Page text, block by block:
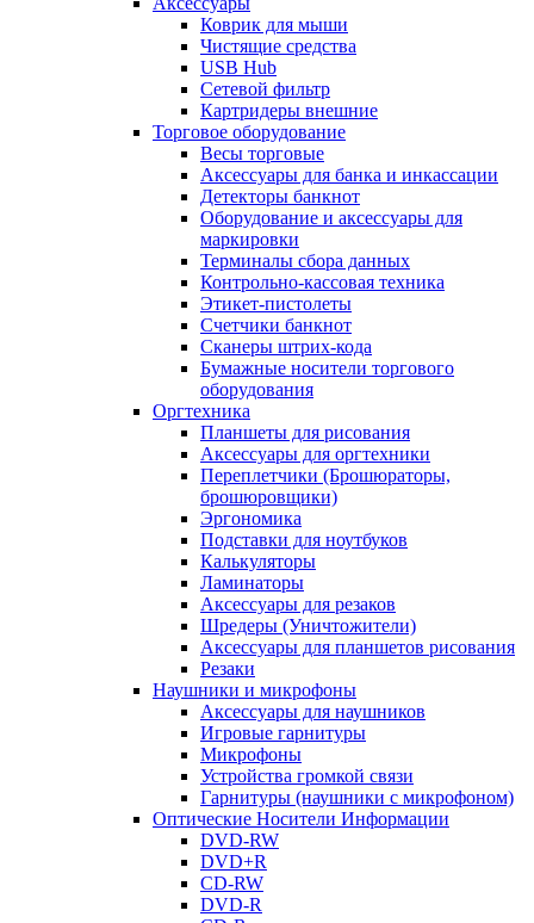
Коврик для мыши
Чистящие средства
USB Hub
Сетевой фильтр
Картридеры внешние
Торговое оборудование
Весы торговые
Аксессуары для банка и инкассации
Детекторы банкнот
Оборудование и аксессуары для
маркировки
Терминалы сбора данных
Контрольно-кассовая техника
Этикет-пистолеты
Счетчики банкнот
Сканеры штрих-кода
Бумажные носители торгового
оборудования
Оргтехника
Планшеты для рисования
Аксессуары для оргтехники
Переплетчики (Брошюраторы,
брошюровщики)
Эргономика
Подставки для ноутбуков
Калькуляторы
Ламинаторы
Аксессуары для резаков
Шредеры (Уничтожители)
Аксессуары для планшетов рисования
Резаки
Наушники и микрофоны
Аксессуары для наушников
Игровые гарнитуры
Микрофоны
Устройства громкой связи
Гарнитуры (наушники с микрофоном)
Оптические Носители Информации
DVD-RW
DVD+R
CD-RW
DVD-R